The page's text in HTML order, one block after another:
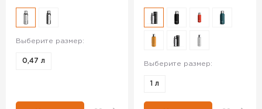
Выберите размер:
0,47 л Выберите размер:
1 л